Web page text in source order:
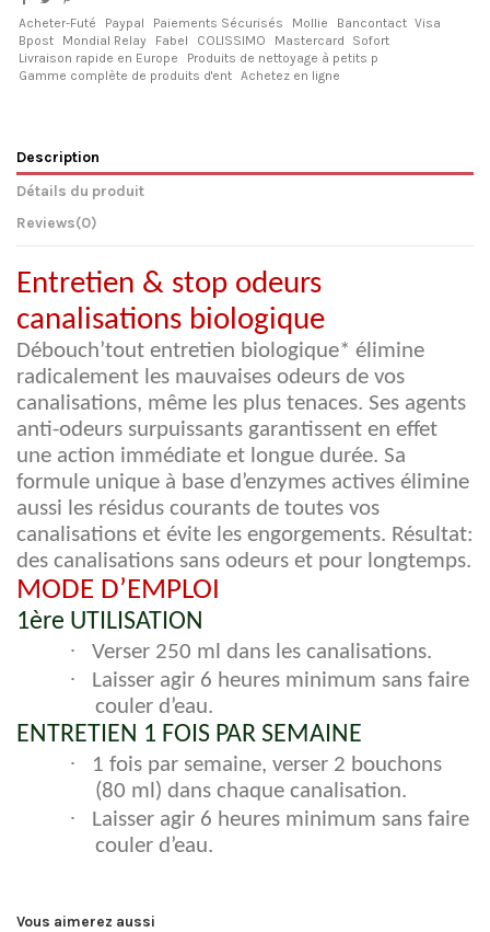
Acheter-Futé Paypal Paiements Sécurisés Mollie Bancontact Visa
Bpost
Mondial Relay Fabel COLISSIMO Mastercard
Sofort
Livraison rapide en Europe
Produits de nettoyage à petits p
Gamme complète de produits d'ent Achetez en ligne
Description
Détails du produit
Reviews(0)
Entretien & stop odeurs
canalisations biologique
Débouch’tout entretien biologique* élimine
radicalement les mauvaises odeurs de vos
canalisations, même les plus tenaces. Ses agents
anti-odeurs surpuissants garantissent en effet
une action immédiate et longue durée. Sa
formule unique à base d’enzymes actives élimine
aussi les résidus courants de toutes vos
canalisations et évite les engorgements. Résultat:
des canalisations sans odeurs et pour longtemps.
MODE D’EMPLOI
1ère UTILISATION
·
Verser 250 ml dans les canalisations.
·
Laisser agir 6 heures minimum sans faire
couler d’eau.
ENTRETIEN 1 FOIS PAR SEMAINE
·
1 fois par semaine, verser 2 bouchons
(80 ml) dans chaque canalisation.
·
Laisser agir 6 heures minimum sans faire
couler d’eau.
Vous aimerez aussi